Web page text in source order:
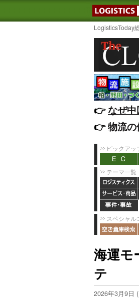
LogisticsToday
👉️なぜ
👉️物流
ピックアッ
テーマ一覧
スペシャル
海運モ
テ
2026年3月9日